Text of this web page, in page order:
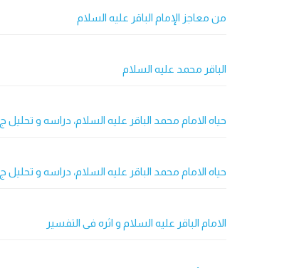
من معاجز الإمام الباقر عليه السلام
الباقر محمد عليه‌ السلام
حیاه الامام محمد الباقر علیه السلام، دراسه و تحلیل ج1
حیاه الامام محمد الباقر علیه السلام، دراسه و تحلیل ج 2
الامام الباقر علیه السلام و اثره فی التفسیر